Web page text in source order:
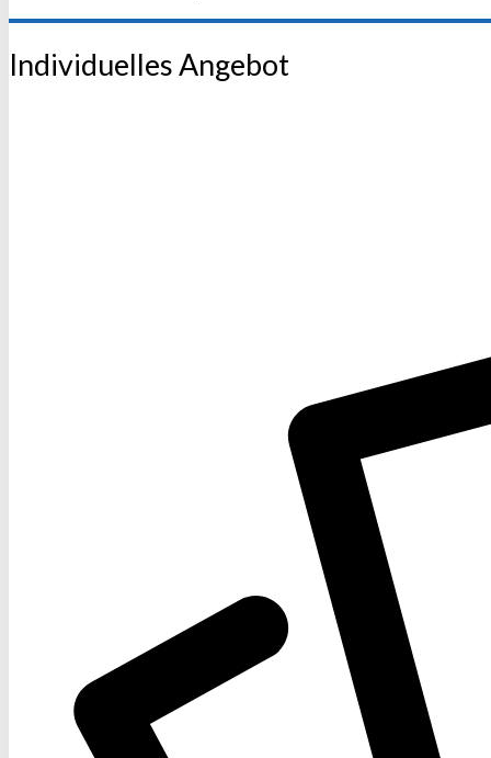
Individuelles Angebot